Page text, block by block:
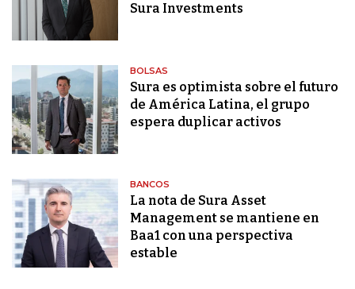
Sura Investments
BOLSAS
Sura es optimista sobre el futuro
de América Latina, el grupo
espera duplicar activos
BANCOS
La nota de Sura Asset
Management se mantiene en
Baa1 con una perspectiva
estable